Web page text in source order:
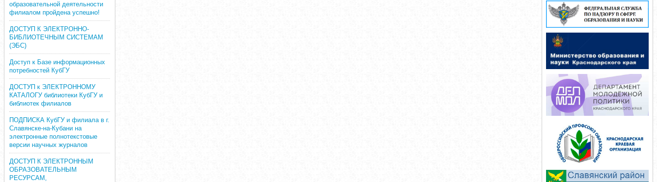
образовательной деятельности
филиалом пройдена успешно!
ДОСТУП К ЭЛЕКТРОННО-
БИБЛИОТЕЧНЫМ СИСТЕМАМ
(ЭБС)
Доступ к Базе информационных
потребностей КубГУ
ДОСТУП к ЭЛЕКТРОННОМУ
КАТАЛОГУ библиотеки КубГУ и
библиотек филиалов
ПОДПИСКА КубГУ и филиала в г.
Славянске-на-Кубани на
электронные полнотекстовые
версии научных журналов
ДОСТУП К ЭЛЕКТРОННЫМ
ОБРАЗОВАТЕЛЬНЫМ
РЕСУРСАМ,